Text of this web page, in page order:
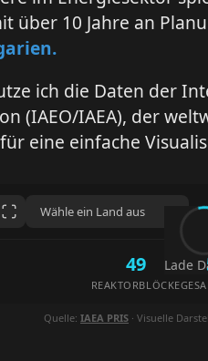
über 10 Jahre an
ich die Daten der
(IAEO/IAEA), der
eine einfache
Lade
49
REAKTORBLÖCKE
Quelle: IAEA PRIS · Visuelle